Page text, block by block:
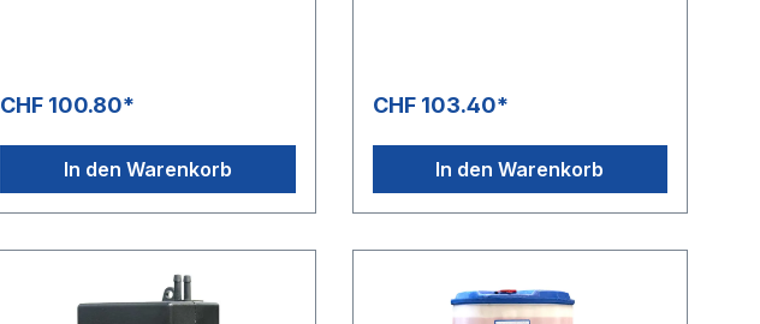
CHF 100.80*
In den Warenkorb
CHF 103.40*
In den Warenkorb